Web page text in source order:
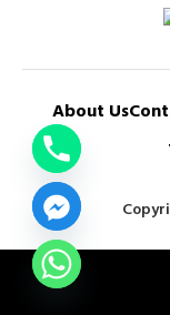
About Us